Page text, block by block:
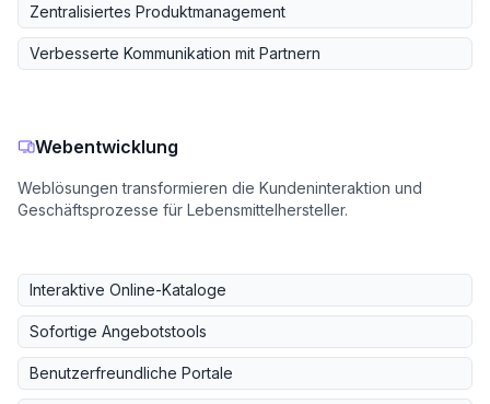
Zentralisiertes Produktmanagement
Verbesserte Kommunikation mit Partnern
Webentwicklung
Weblösungen transformieren die Kundeninteraktion und
Geschäftsprozesse für Lebensmittelhersteller.
Interaktive Online-Kataloge
Sofortige Angebotstools
Benutzerfreundliche Portale